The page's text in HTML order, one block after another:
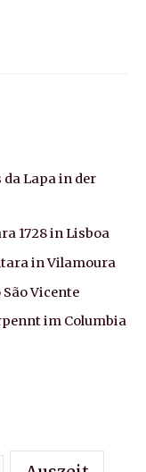
da Lapa in der
1728 in Lisboa
in Vilamoura
Vicente
im Columbia